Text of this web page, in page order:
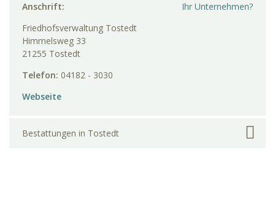
Ihr Unternehmen?
Anschrift:
Friedhofsverwaltung Tostedt
Himmelsweg 33
21255 Tostedt
Telefon: 04182 - 3030
Webseite
Bestattungen in Tostedt